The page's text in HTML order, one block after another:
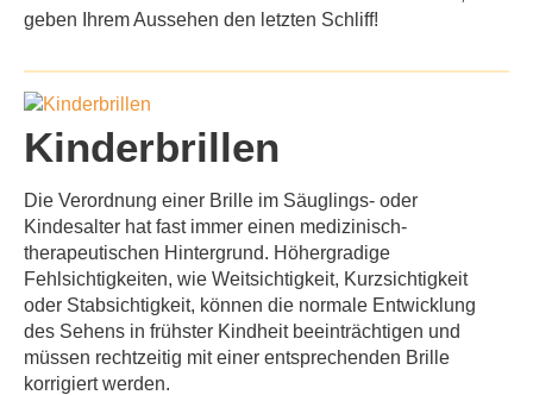
geben Ihrem Aussehen den letzten Schliff!
Kinderbrillen
Die Verordnung einer Brille im Säuglings- oder
Kindesalter hat fast immer einen medizinisch-
therapeutischen Hintergrund. Höhergradige
Fehlsichtigkeiten, wie Weitsichtigkeit, Kurzsichtigkeit
oder Stabsichtigkeit, können die normale Entwicklung
des Sehens in frühster Kindheit beeinträchtigen und
müssen rechtzeitig mit einer entsprechenden Brille
korrigiert werden.